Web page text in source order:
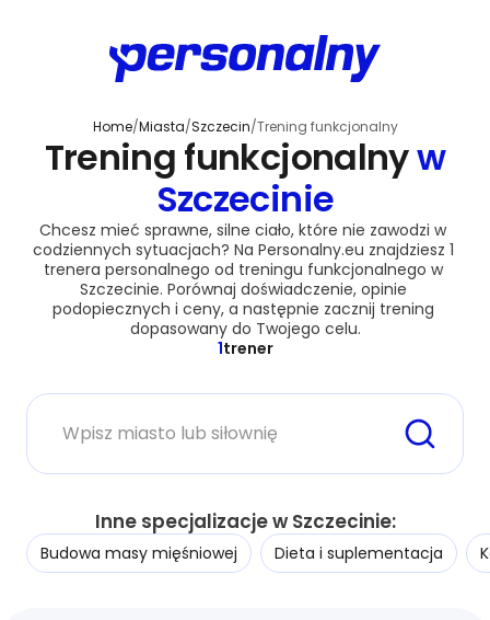
Home/Miasta/Szczecin/Trening funkcjonalny
Trening funkcjonalnyw
Szczecinie
Chcesz mieć sprawne, silne ciało, które nie zawodzi w
codziennych sytuacjach? Na Personalny.eu znajdziesz 1
trenera personalnego od treningu funkcjonalnego w
Szczecinie. Porównaj doświadczenie, opinie
podopiecznych i ceny, a następnie zacznij trening
dopasowany do Twojego celu.
1trener
Miasto lub siłownia
Inne specjalizacje w Szczecinie:
Budowa masy mięśniowej Dieta i suplementacja